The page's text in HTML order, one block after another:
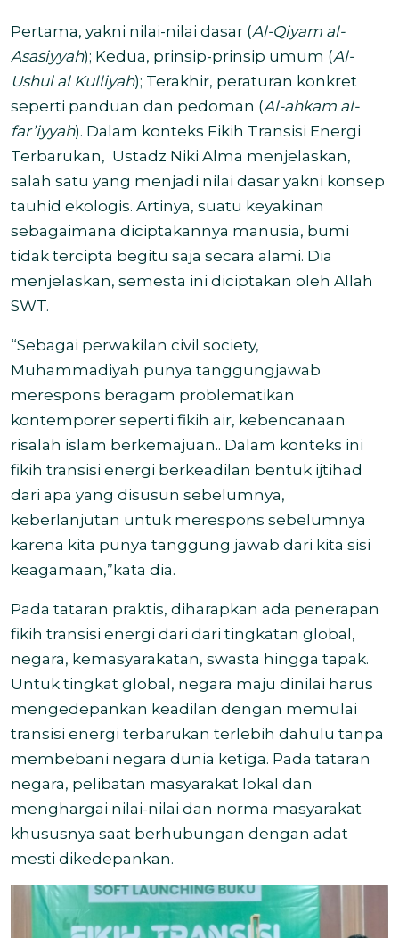
Pertama, yakni nilai-nilai dasar (Al-Qiyam al-
Asasiyyah); Kedua, prinsip-prinsip umum (Al-
Ushul al Kulliyah); Terakhir, peraturan konkret
seperti panduan dan pedoman (Al-ahkam al-
far’iyyah). Dalam konteks Fikih Transisi Energi
Terbarukan, Ustadz Niki Alma menjelaskan,
salah satu yang menjadi nilai dasar yakni konsep
tauhid ekologis. Artinya, suatu keyakinan
sebagaimana diciptakannya manusia, bumi
tidak tercipta begitu saja secara alami. Dia
menjelaskan, semesta ini diciptakan oleh Allah
SWT.
“Sebagai perwakilan civil society,
Muhammadiyah punya tanggungjawab
merespons beragam problematikan
kontemporer seperti fikih air, kebencanaan
risalah islam berkemajuan.. Dalam konteks ini
fikih transisi energi berkeadilan bentuk ijtihad
dari apa yang disusun sebelumnya,
keberlanjutan untuk merespons sebelumnya
karena kita punya tanggung jawab dari kita sisi
keagamaan,”kata dia.
Pada tataran praktis, diharapkan ada penerapan
fikih transisi energi dari dari tingkatan global,
negara, kemasyarakatan, swasta hingga tapak.
Untuk tingkat global, negara maju dinilai harus
mengedepankan keadilan dengan memulai
transisi energi terbarukan terlebih dahulu tanpa
membebani negara dunia ketiga. Pada tataran
negara, pelibatan masyarakat lokal dan
menghargai nilai-nilai dan norma masyarakat
khususnya saat berhubungan dengan adat
mesti dikedepankan.